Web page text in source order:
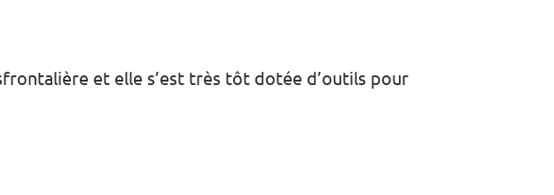
et elle s’est très tôt dotée d’outils pour